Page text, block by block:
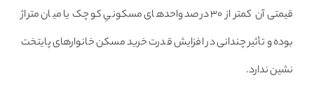
قیمتی آن کمتر از ۳۰ درصد واحدهای مسکونیِ کوچک یا میان متراژ
بوده و تأثیر چندانی در افزایش قدرت خرید مسکن خانوارهای پایتخت
نشین ندارد.